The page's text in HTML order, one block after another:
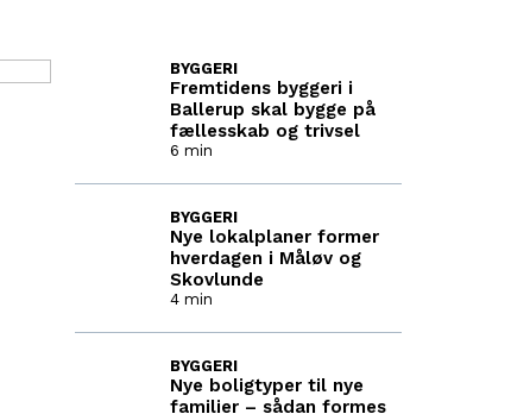
Fremtidens byggeri i
Ballerup skal bygge på
fællesskab og trivsel
BYGGERI
6 min
Nye lokalplaner former
hverdagen i Måløv og
Skovlunde
BYGGERI
4 min
Nye boligtyper til nye
familier – sådan formes
BYGGERI